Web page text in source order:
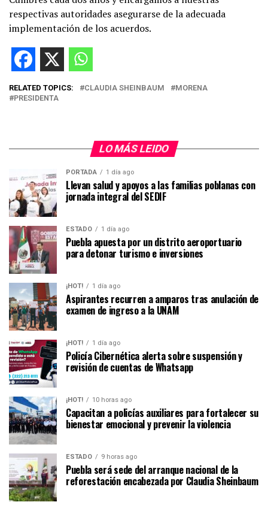
respectivas autoridades asegurarse de la adecuada
implementación de los acuerdos.
RELATED TOPICS: CLAUDIA SHEINBAUM
MORENA
PRESIDENTA
LO MÁS LEIDO
PORTADA 1 día ago
Llevan salud y apoyos a las familias poblanas con
jornada integral del SEDIF
ESTADO 1 día ago
Puebla apuesta por un distrito aeroportuario
para detonar turismo e inversiones
¡HOT! 1 día ago
Aspirantes recurren a amparos tras anulación de
examen de ingreso a la UNAM
¡HOT! 1 día ago
Policía Cibernética alerta sobre suspensión y
revisión de cuentas de Whatsapp
¡HOT! 10 horas ago
Capacitan a policías auxiliares para fortalecer su
bienestar emocional y prevenir la violencia
ESTADO 9 horas ago
Puebla será sede del arranque nacional de la
reforestación encabezada por Claudia Sheinbaum